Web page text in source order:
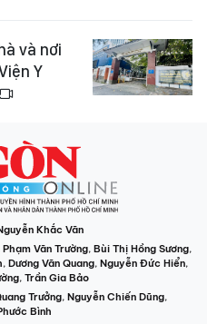
và nơi
Y
Khắc Văn
Phạm Văn Trường, Bùi Thị Hồng Sương,
, Dương Văn Quang, Nguyễn Đức Hiển,
, Trần Gia Bảo
Trưởng, Nguyễn Chiến Dũng,
Bình